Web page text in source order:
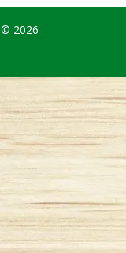
© 2026